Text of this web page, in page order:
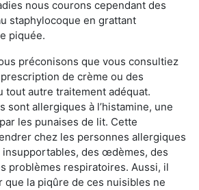
nous courons cependant des
staphylocoque en grattant
piquée.
préconisons que vous consultiez
de crème ou des
tout autre traitement adéquat.
sont allergiques à l’histamine, une
les punaises de lit. Cette
chez les personnes allergiques
insupportables, des œdèmes, des
problèmes respiratoires. Aussi, il
que la piqûre de ces nuisibles ne